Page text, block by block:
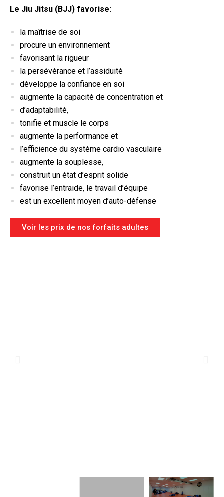
Le Jiu Jitsu (BJJ) favorise:
la maîtrise de soi
procure un environnement
favorisant la rigueur
la persévérance et l’assiduité
développe la confiance en soi
augmente la capacité de concentration et
d’adaptabilité,
tonifie et muscle le corps
augmente la performance et
l’efficience du système cardio vasculaire
augmente la souplesse,
construit un état d’esprit solide
favorise l’entraide, le travail d’équipe
est un excellent moyen d’auto-défense
Voir les prix de nos forfaits adultes